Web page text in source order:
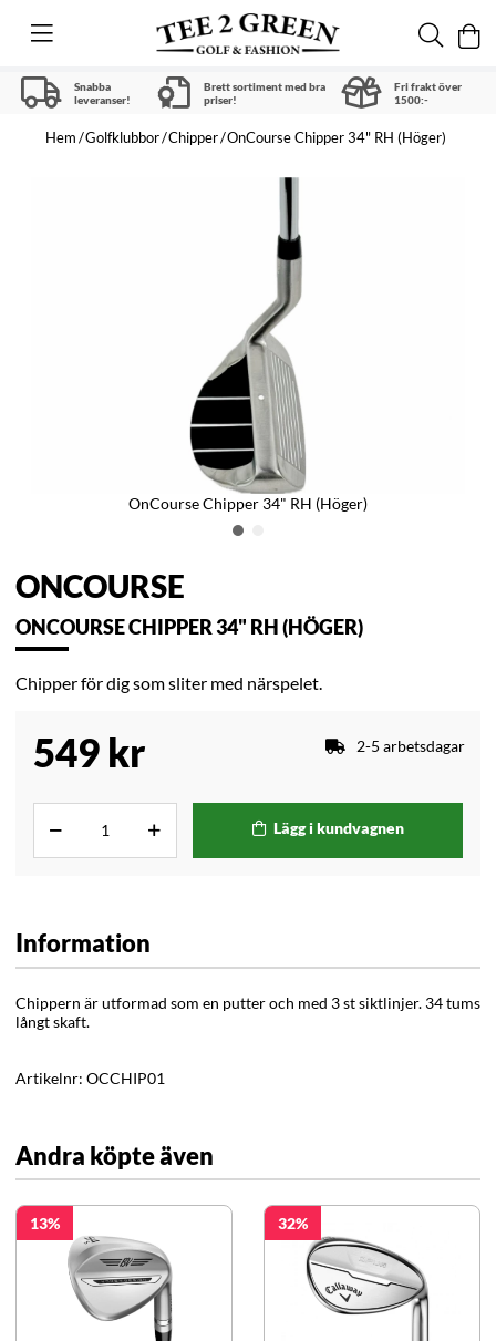
Snabba
leveranser!
Brett sortiment med bra
priser!
Fri frakt över
1500:-
Hem Golfklubbor Chipper OnCourse Chipper 34" RH (Höger)
OnCourse Chipper 34" RH (Höger)
ONCOURSE
ONCOURSE CHIPPER 34" RH (HÖGER)
Chipper för dig som sliter med närspelet.
549 kr 2-5 arbetsdagar
Lägg i kundvagnen
Information
Chippern är utformad som en putter och med 3 st siktlinjer. 34 tums
långt skaft.
Artikelnr: OCCHIP01
Andra köpte även
13 32